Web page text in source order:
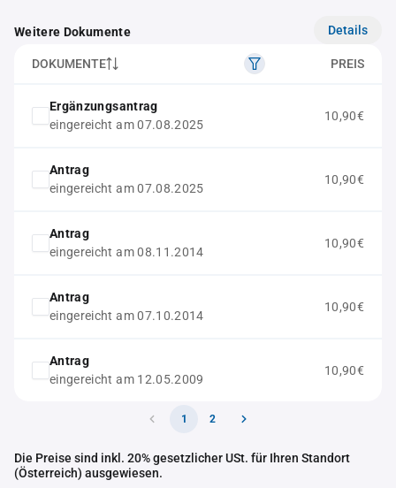
Weitere Dokumente Details
DOKUMENTE PREIS
Ergänzungsantrag
eingereicht am 07.08.2025
10,90€
Antrag
eingereicht am 07.08.2025
10,90€
Antrag
eingereicht am 08.11.2014
10,90€
Antrag
eingereicht am 07.10.2014
10,90€
Antrag
eingereicht am 12.05.2009
10,90€
1 2
Die Preise sind inkl. 20% gesetzlicher USt. für Ihren Standort
(Österreich) ausgewiesen.